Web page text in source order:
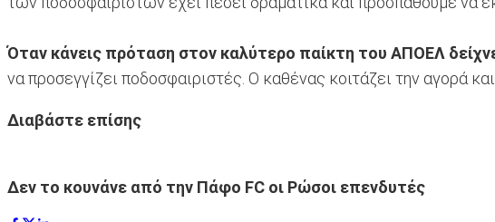
Όταν κάνεις πρόταση στον καλύτερο παίκτη του ΑΠΟΕΛ
να προσεγγίζει ποδοσφαιριστές. Ο καθένας κοιτάζει την αγορά
Διαβάστε επίσης
Δεν το κουνάνε από την Πάφο FC οι Ρώσοι επενδυτές